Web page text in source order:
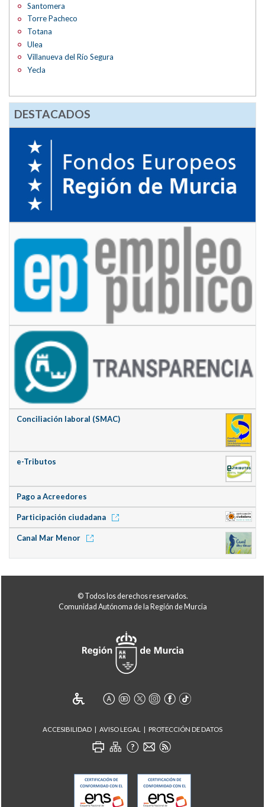
Santomera
Torre Pacheco
Totana
Ulea
Villanueva del Río Segura
Yecla
DESTACADOS
Conciliación laboral (SMAC)
e-Tributos
Pago a Acreedores
Participación ciudadana
Canal Mar Menor
© Todos los derechos reservados.
Comunidad Autónoma de la Región de Murcia
ACCESIBILIDAD AVISO LEGAL PROTECCIÓN DE DATOS